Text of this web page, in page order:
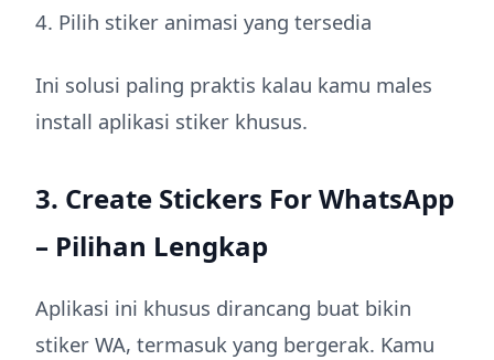
4. Pilih stiker animasi yang tersedia
Ini solusi paling praktis kalau kamu males
install aplikasi stiker khusus.
3. Create Stickers For WhatsApp
– Pilihan Lengkap
Aplikasi ini khusus dirancang buat bikin
stiker WA, termasuk yang bergerak. Kamu